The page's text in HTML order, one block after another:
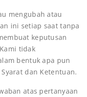
mengubah atau
ini setiap saat tanpa
keputusan
tidak
bentuk apa pun
dan Ketentuan.
atas pertanyaan